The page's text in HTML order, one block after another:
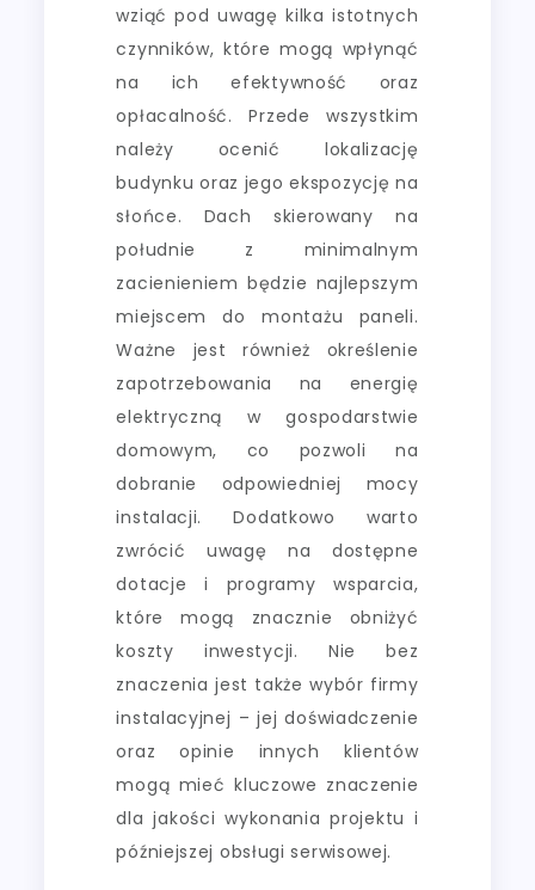
wziąć pod uwagę kilka istotnych
czynników, które mogą wpłynąć
na ich efektywność oraz
opłacalność. Przede wszystkim
należy ocenić lokalizację
budynku oraz jego ekspozycję na
słońce. Dach skierowany na
południe z minimalnym
zacienieniem będzie najlepszym
miejscem do montażu paneli.
Ważne jest również określenie
zapotrzebowania na energię
elektryczną w gospodarstwie
domowym, co pozwoli na
dobranie odpowiedniej mocy
instalacji. Dodatkowo warto
zwrócić uwagę na dostępne
dotacje i programy wsparcia,
które mogą znacznie obniżyć
koszty inwestycji. Nie bez
znaczenia jest także wybór firmy
instalacyjnej – jej doświadczenie
oraz opinie innych klientów
mogą mieć kluczowe znaczenie
dla jakości wykonania projektu i
późniejszej obsługi serwisowej.